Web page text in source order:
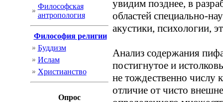
Философская
антропология
Философия религии
Буддизм
Ислам
Христианство
Опрос
увидим позднее, в
областей специально-
акустики, психологии,
Анализ содержания
постигнутое и
не тождественно числу
отличие от чисто